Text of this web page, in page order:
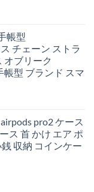
帳型
チェーン ストラ
オブリーク
型 ブランド スマ
pro2 ケース
ス 首 かけ エア ポ
収納 コインケー